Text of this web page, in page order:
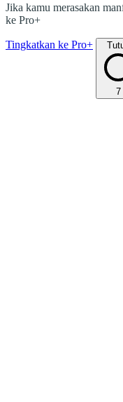
Jika kamu merasakan
ke Pro+
Tingkatkan ke Pro+
7